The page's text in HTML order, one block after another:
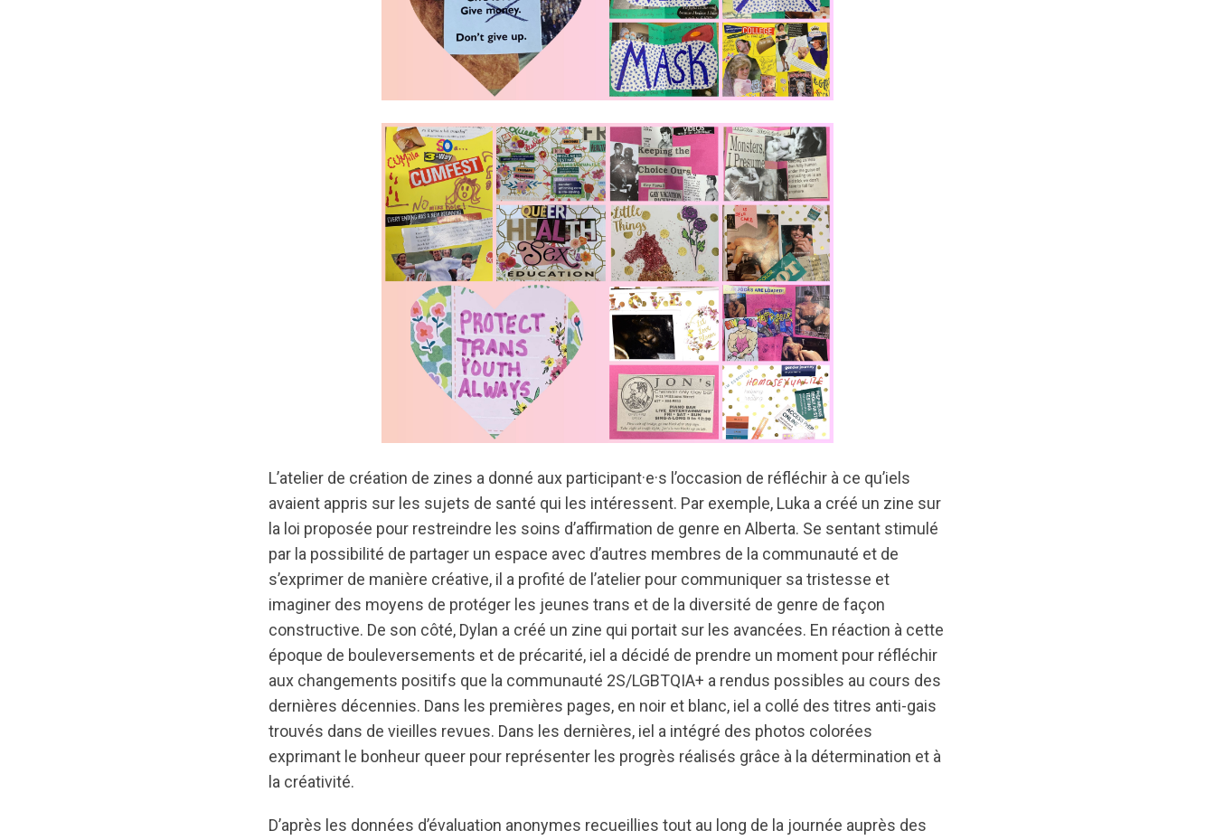
L’atelier de création de zines a donné aux participant·e·s l’occasion de réfléchir à ce qu’iels
avaient appris sur les sujets de santé qui les intéressent. Par exemple, Luka a créé un zine sur
la loi proposée pour restreindre les soins d’affirmation de genre en Alberta. Se sentant stimulé
par la possibilité de partager un espace avec d’autres membres de la communauté et de
s’exprimer de manière créative, il a profité de l’atelier pour communiquer sa tristesse et
imaginer des moyens de protéger les jeunes trans et de la diversité de genre de façon
constructive. De son côté, Dylan a créé un zine qui portait sur les avancées. En réaction à cette
époque de bouleversements et de précarité, iel a décidé de prendre un moment pour réfléchir
aux changements positifs que la communauté 2S/LGBTQIA+ a rendus possibles au cours des
dernières décennies. Dans les premières pages, en noir et blanc, iel a collé des titres anti-gais
trouvés dans de vieilles revues. Dans les dernières, iel a intégré des photos colorées
exprimant le bonheur queer pour représenter les progrès réalisés grâce à la détermination et à
la créativité.
D’après les données d’évaluation anonymes recueillies tout au long de la journée auprès des